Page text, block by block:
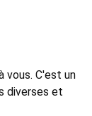
vous. C'est un
diverses et